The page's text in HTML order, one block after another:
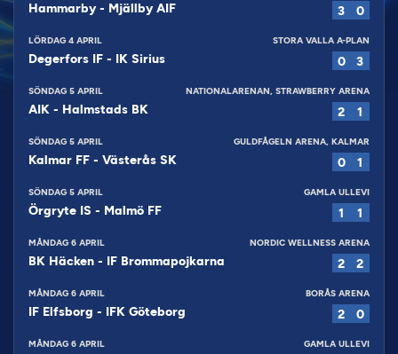
Hammarby- Mjällby AIF 3 0
LÖRDAG 4 APRIL STORA VALLA A-PLAN
Degerfors IF - IK Sirius 0 3
SÖNDAG 5 APRIL NATIONALARENAN, STRAWBERRY ARENA
AIK - Halmstads BK 2 1
SÖNDAG 5 APRIL GULDFÅGELN ARENA, KALMAR
Kalmar FF - Västerås SK 0 1
SÖNDAG 5 APRIL GAMLA ULLEVI
Örgryte IS - Malmö FF 1 1
MÅNDAG 6 APRIL NORDIC WELLNESS ARENA
BK Häcken - IF Brommapojkarna 2 2
MÅNDAG 6 APRIL BORÅS ARENA
IF Elfsborg - IFK Göteborg 2 0
MÅNDAG 6 APRIL GAMLA ULLEVI